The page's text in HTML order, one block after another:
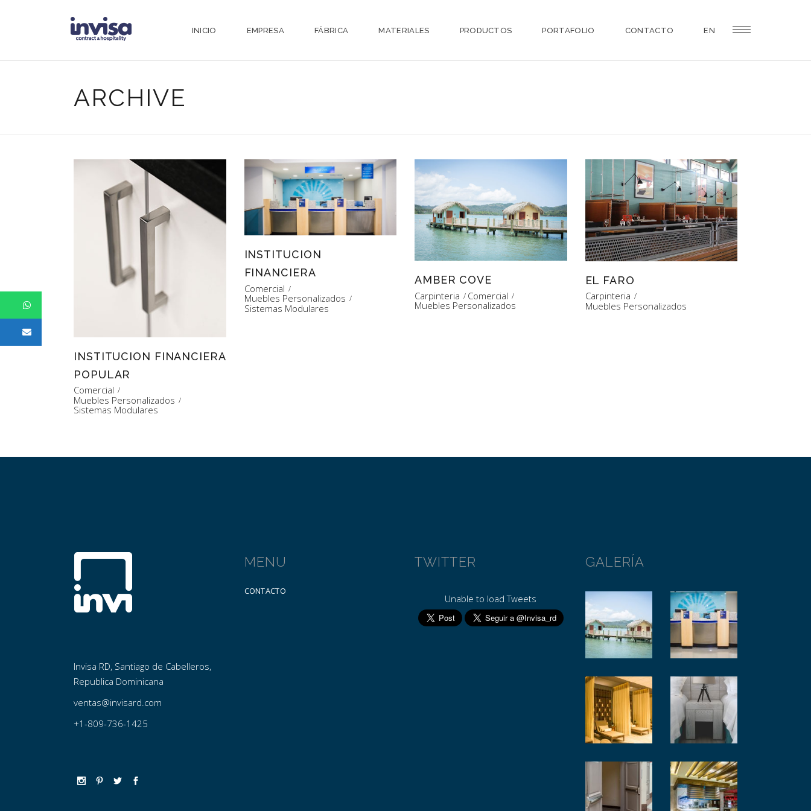
INICIO EMPRESA FÁBRICA MATERIALES PRODUCTOS PORTAFOLIO CONTACTO EN
ARCHIVE
INSTITUCION FINANCIERA
POPULAR
Comercial
Muebles Personalizados
Sistemas Modulares
INSTITUCION
FINANCIERA
Comercial
Muebles Personalizados
Sistemas Modulares
AMBER COVE
Carpinteria
Comercial
Muebles Personalizados
EL FARO
Carpinteria
Muebles Personalizados
Invisa RD, Santiago de Cabelleros,
Republica Dominicana
ventas@invisard.com
+1-809-736-1425
MENU
CONTACTO
TWITTER
Unable to load Tweets
GALERÍA